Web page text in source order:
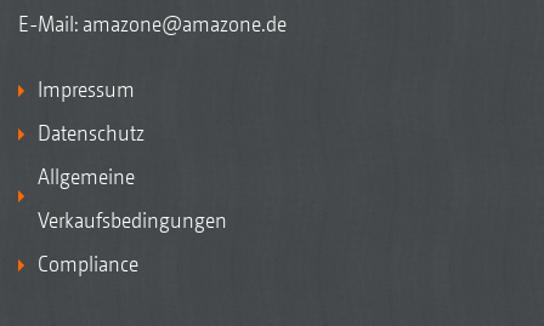
E-Mail: amazone@amazone.de
Impressum
Datenschutz
Allgemeine
Verkaufsbedingungen
Compliance